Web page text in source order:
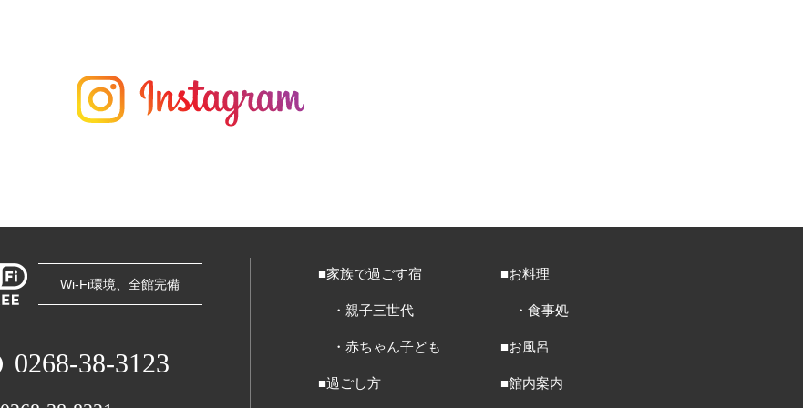
Wi-Fi環境、全館完備
0268-38-3123
■家族で過ごす宿
・親子三世代
・赤ちゃん子ども
■過ごし方
■お料理
・食事処
■お風呂
■館内案内